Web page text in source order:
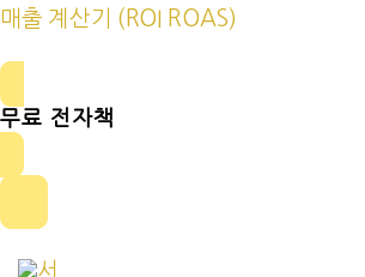
매출 계산기 (ROI ROAS)
무료 전자책